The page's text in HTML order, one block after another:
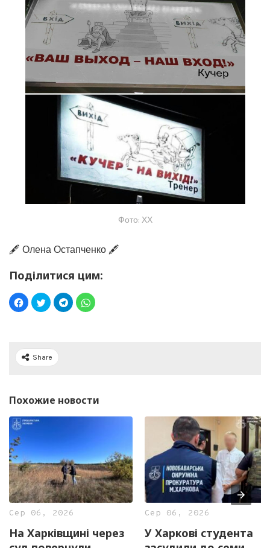
Фото: ХХ
🖋️ Олена Остапченко 🖋️
Поділитися цим:
Share
Похожие новости
Сер 06, 2026
На Харківщині через
Сер 06, 2026
У Харкові студента